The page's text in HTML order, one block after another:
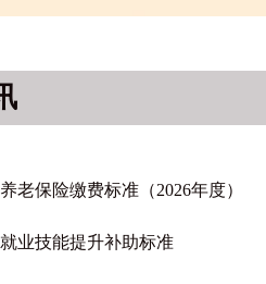
老保险缴费标准（2026年度）
业技能提升补助标准